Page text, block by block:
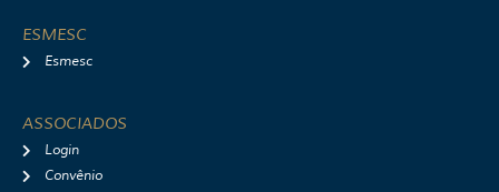
ESMESC
Esmesc
ASSOCIADOS
Login
Convênio